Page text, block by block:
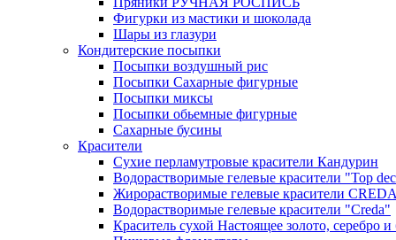
Фигурки из мастики и шоколада
Шары из глазури
Кондитерские посыпки
Посыпки воздушный рис
Посыпки Сахарные фигурные
Посыпки миксы
Посыпки обьемные фигурные
Сахарные бусины
Красители
Сухие перламутровые красители Кандурин
Водорастворимые гелевые красители "Top
Жирорастворимые гелевые красители CREDA
Водорастворимые гелевые красители "Creda"
Краситель сухой Настоящее золото, серебро и